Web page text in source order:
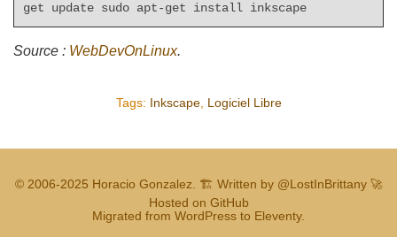
get update sudo apt-get install inkscape
Source : WebDevOnLinux.
Tags: Inkscape, Logiciel Libre
© 2006-2025 Horacio Gonzalez 🏗️ Written by @LostInBrittany🚀
Hosted on GitHub
Migrated from WordPress to Eleventy.